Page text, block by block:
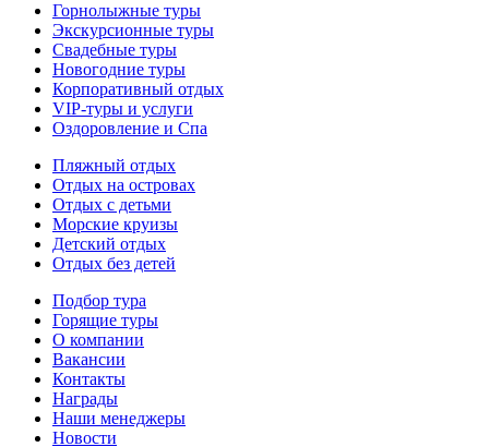
Горнолыжные туры
Экскурсионные туры
Свадебные туры
Новогодние туры
Корпоративный отдых
VIP-туры и услуги
Оздоровление и Спа
Пляжный отдых
Отдых на островах
Отдых с детьми
Морские круизы
Детский отдых
Отдых без детей
Подбор тура
Горящие туры
О компании
Вакансии
Контакты
Награды
Наши менеджеры
Новости